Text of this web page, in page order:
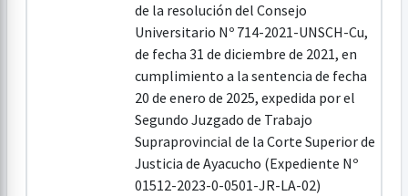
de la resolución del Consejo
Universitario Nº 714-2021-UNSCH-Cu,
de fecha 31 de diciembre de 2021, en
cumplimiento a la sentencia de fecha
20 de enero de 2025, expedida por el
Segundo Juzgado de Trabajo
Supraprovincial de la Corte Superior de
Justicia de Ayacucho (Expediente Nº
01512-2023-0-0501-JR-LA-02)